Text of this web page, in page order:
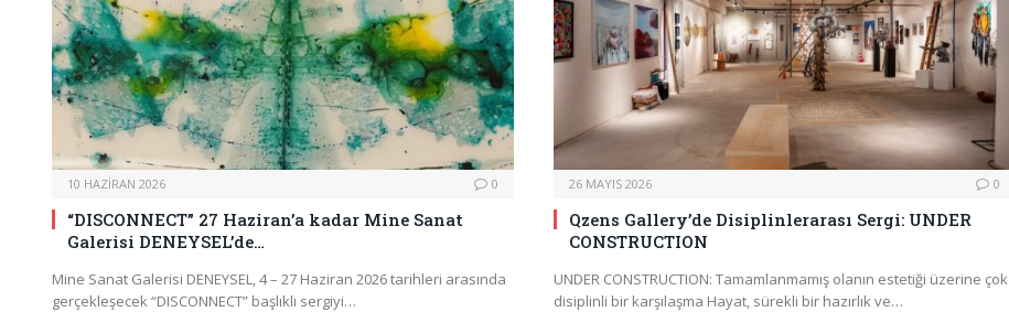
10 HAZIRAN 2026 0
“DISCONNECT” 27 Haziran’a kadar Mine Sanat
Galerisi DENEYSEL’de…
Mine Sanat Galerisi DENEYSEL, 4 – 27 Haziran 2026 tarihleri arasında
gerçekleşecek “DISCONNECT” başlıklı sergiyi…
26 MAYIS 2026 0
Qzens Gallery’de Disiplinlerarası Sergi: UNDER
CONSTRUCTION
UNDER CONSTRUCTION: Tamamlanmamış olanın estetiği üzerine çok
disiplinli bir karşılaşma Hayat, sürekli bir hazırlık ve…